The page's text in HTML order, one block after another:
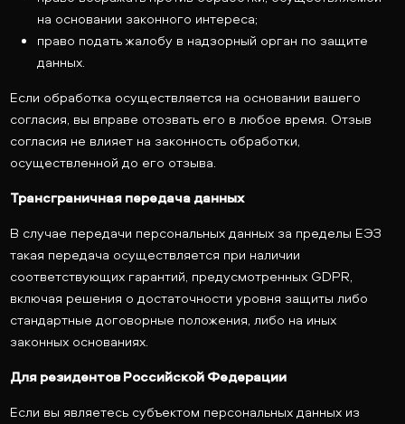
на основании законного интереса;
право подать жалобу в надзорный орган по защите
данных.
Если обработка осуществляется на основании вашего
согласия, вы вправе отозвать его в любое время. Отзыв
согласия не влияет на законность обработки,
осуществленной до его отзыва.
Трансграничная передача данных
В случае передачи персональных данных за пределы ЕЭЗ
такая передача осуществляется при наличии
соответствующих гарантий, предусмотренных GDPR,
включая решения о достаточности уровня защиты либо
стандартные договорные положения, либо на иных
законных основаниях.
Для резидентов Российской Федерации
Если вы являетесь субъектом персональных данных из